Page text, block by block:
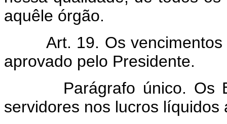
aquêle órgão.
Art. 19. Os
aprovado pelo Presidente.
Parágrafo único. Os
servidores nos lucros